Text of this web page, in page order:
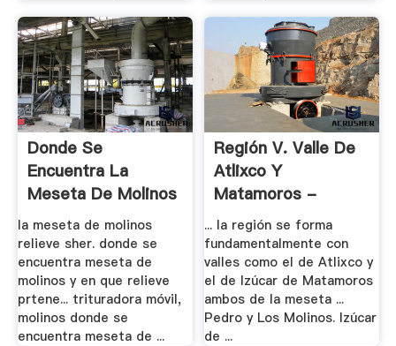
Donde Se
Encuentra La
Meseta De Molinos
la meseta de molinos
relieve sher. donde se
encuentra meseta de
molinos y en que relieve
prtene... trituradora móvil,
molinos donde se
encuentra meseta de ...
Región V. Valle De
Atlixco Y
Matamoros -
Puebla .
... la región se forma
fundamentalmente con
valles como el de Atlixco y
el de Izúcar de Matamoros
ambos de la meseta ...
Pedro y Los Molinos. Izúcar
de ...